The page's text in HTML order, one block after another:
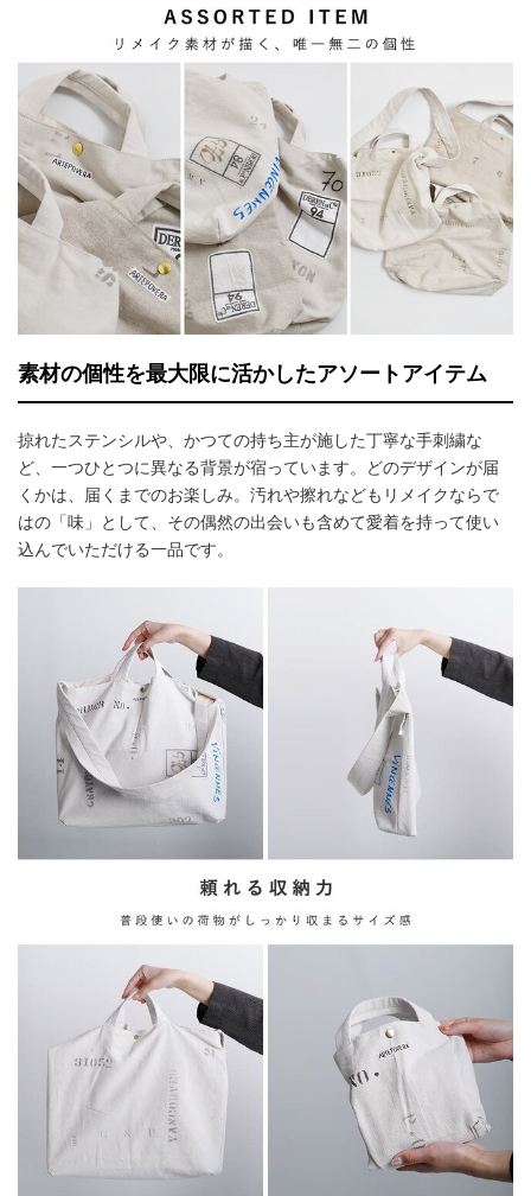
素材の個性を最大限に活かしたアソートアイテム
掠れたステンシルや、かつての持ち主が施した丁寧な手刺繍な
ど、一つひとつに異なる背景が宿っています。どのデザインが届
くかは、届くまでのお楽しみ。汚れや擦れなどもリメイクならで
はの「味」として、その偶然の出会いも含めて愛着を持って使い
込んでいただける一品です。